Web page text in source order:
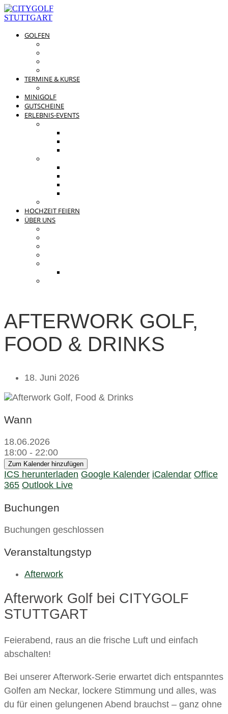
GOLFEN
TERMINE & KURSE
MINIGOLF
GUTSCHEINE
ERLEBNIS-EVENTS
HOCHZEIT FEIERN
ÜBER UNS
AFTERWORK GOLF,
FOOD & DRINKS
18. Juni 2026
Wann
18.06.2026
18:00 - 22:00
Zum Kalender hinzufügen
ICS herunterladen Google Kalender iCalendar Office
365 Outlook Live
Buchungen
Buchungen geschlossen
Veranstaltungstyp
Afterwork
Afterwork Golf bei CITYGOLF
STUTTGART
Feierabend, raus an die frische Luft und einfach
abschalten!
Bei unserer Afterwork-Serie erwartet dich entspanntes
Golfen am Neckar, lockere Stimmung und alles, was
du für einen gelungenen Abend brauchst – ganz ohne